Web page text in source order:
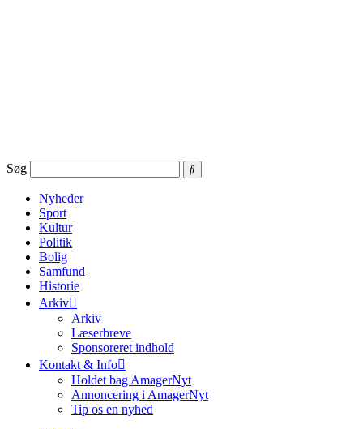
Søg
Nyheder
Sport
Kultur
Politik
Bolig
Samfund
Historie
Arkiv
Arkiv
Læserbreve
Sponsoreret indhold
Kontakt & Info
Holdet bag AmagerNyt
Annoncering i AmagerNyt
Tip os en nyhed